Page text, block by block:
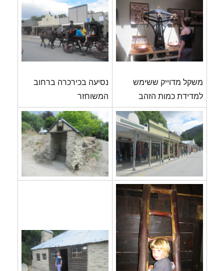
משקל מדוייק ששימש
למדידת כמות הזהב
נסיעה בכירכרה ברחוב
המשוחזר